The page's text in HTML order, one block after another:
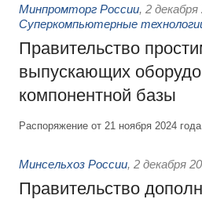
Минпромторг России, 2 декабря
Суперкомпьютерные
Правительство
выпускающих
компонентной базы
Распоряжение от 21 ноября 2024
Минсельхоз России, 2 декабря
Правительство